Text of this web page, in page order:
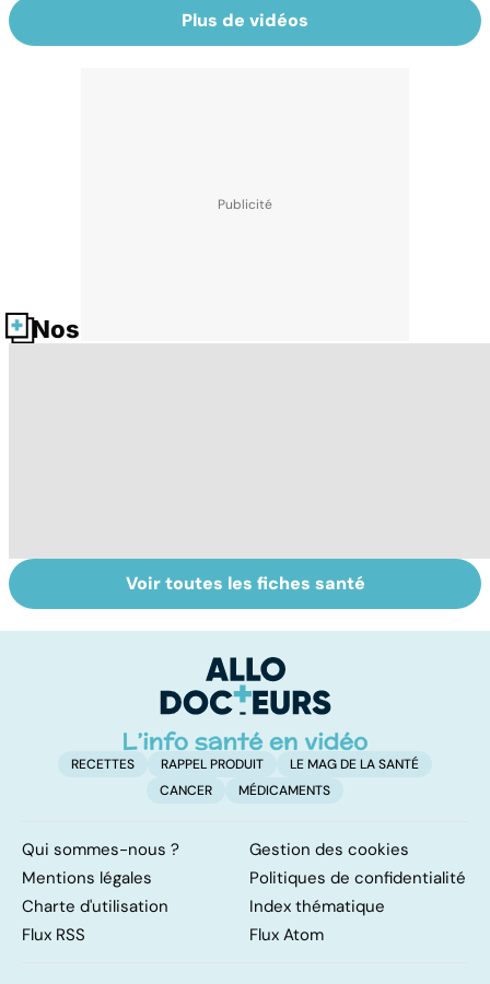
Plus de vidéos
Nos fiches santé
Le magnésium,
un oligo-élément
Intestin irritable :
le régime
solution ?
Voir toutes les fiches santé
RECETTES RAPPEL PRODUIT
LE MAG DE LA SANTÉ
CANCER
MÉDICAMENTS
Qui sommes-nous ?
Gestion des cookies
Mentions légales
Politiques de confidentialité
Charte d'utilisation
Index thématique
Flux RSS
Flux Atom